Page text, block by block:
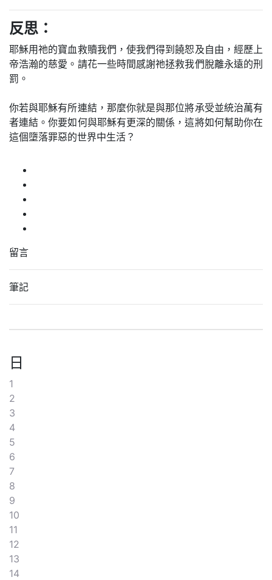
反思：
耶穌用祂的寶血救贖我們，使我們得到饒恕及自由，經歷上
帝浩瀚的慈愛。請花一些時間感謝祂拯救我們脫離永遠的刑
罰。
你若與耶穌有所連結，那麼你就是與那位將承受並統治萬有
者連結。你要如何與耶穌有更深的關係，這將如何幫助你在
這個墮落罪惡的世界中生活？
留言
筆記
日
1
2
3
4
5
6
7
8
9
10
11
12
13
14